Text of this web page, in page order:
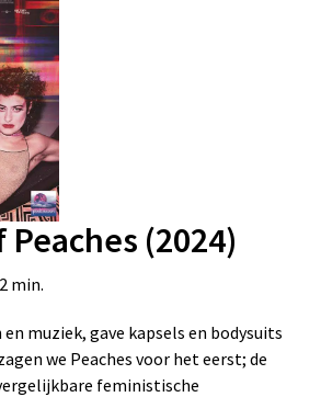
Peaches (2024)
min.
muziek, gave kapsels en bodysuits
we Peaches voor het eerst; de
feministische